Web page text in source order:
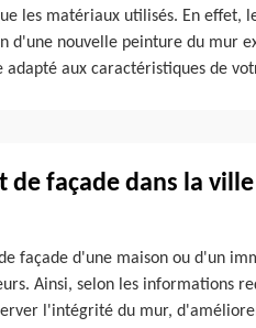
les matériaux utilisés. En effet,
d'une nouvelle peinture du mur
aux caractéristiques de
façade dans la
façade d'une maison ou d'un
Ainsi, selon les informations
l'intégrité du mur,